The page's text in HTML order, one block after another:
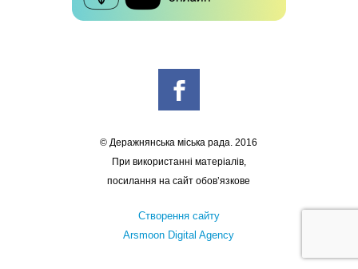
© Деражнянська міська рада. 2016
При використанні матеріалів,
посилання на сайт обов’язкове
Створення сайту
Arsmoon Digital Agency